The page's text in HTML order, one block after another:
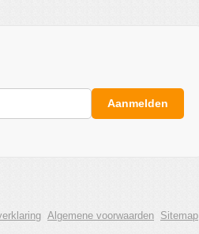
Aanmelden
Algemene voorwaarden Sitemap